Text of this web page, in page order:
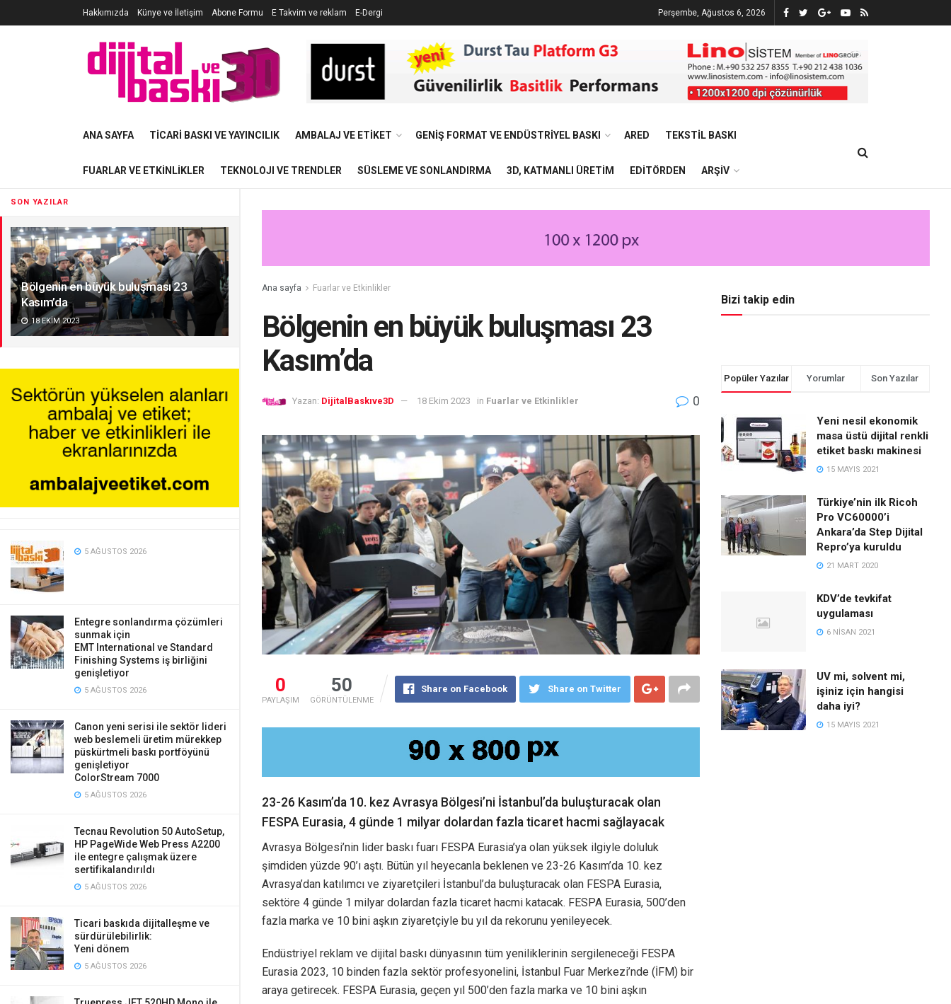
SON YAZILAR
Bölgenin en büyük buluşması 23
Kasım’da
18 EKIM 2023
5 AĞUSTOS 2026
Entegre sonlandırma çözümleri
sunmak için
EMT International ve Standard
Finishing Systems iş birliğini
genişletiyor
5 AĞUSTOS 2026
Canon yeni serisi ile sektör lideri
web beslemeli üretim mürekkep
püskürtmeli baskı portföyünü
genişletiyor
ColorStream 7000
5 AĞUSTOS 2026
Tecnau Revolution 50 AutoSetup,
HP PageWide Web Press A2200
ile entegre çalışmak üzere
sertifikalandırıldı
5 AĞUSTOS 2026
Ticari baskıda dijitalleşme ve
sürdürülebilirlik:
Yeni dönem
5 AĞUSTOS 2026
Hakkımızda Künye ve İletişim Abone Formu E Takvim ve reklam E-Dergi Perşembe, Ağustos 6, 2026
ANA SAYFA TICARI BASKI VE YAYINCILIK AMBALAJ VE ETIKET GENIŞ FORMAT VE ENDÜSTRIYEL BASKI ARED TEKSTIL BASKI
FUARLAR VE ETKINLIKLER TEKNOLOJI VE TRENDLER SÜSLEME VE SONLANDIRMA 3D, KATMANLI ÜRETIM EDITÖRDEN ARŞIV
Ana sayfa Fuarlar ve Etkinlikler
Bölgenin en büyük buluşması 23
Kasım’da
Yazan: DijitalBaskıve3D 18 Ekim 2023 in Fuarlar ve Etkinlikler 0
0
PAYLAŞIM
50
GÖRÜNTÜLENME
Share on Facebook Share on Twitter
23-26 Kasım’da 10. kez Avrasya Bölgesi’ni İstanbul’da buluşturacak olan
FESPA Eurasia, 4 günde 1 milyar dolardan fazla ticaret hacmi sağlayacak
Avrasya Bölgesi’nin lider baskı fuarı FESPA Eurasia’ya olan yüksek ilgiyle doluluk
şimdiden yüzde 90’ı aştı. Bütün yıl heyecanla beklenen ve 23-26 Kasım’da 10. kez
Avrasya’dan katılımcı ve ziyaretçileri İstanbul’da buluşturacak olan FESPA Eurasia,
sektöre 4 günde 1 milyar dolardan fazla ticaret hacmi katacak. FESPA Eurasia, 500’den
fazla marka ve 10 bini aşkın ziyaretçiyle bu yıl da rekorunu yenileyecek.
Endüstriyel reklam ve dijital baskı dünyasının tüm yeniliklerinin sergileneceği FESPA
Eurasia 2023, 10 binden fazla sektör profesyonelini, İstanbul Fuar Merkezi’nde (İFM) bir
araya getirecek. FESPA Eurasia, geçen yıl 500’den fazla marka ve 10 bini aşkın
Bizi takip edin
Popüler Yazılar Yorumlar Son Yazılar
Yeni nesil ekonomik
masa üstü dijital renkli
etiket baskı makinesi
15 MAYIS 2021
Türkiye’nin ilk Ricoh
Pro VC60000’i
Ankara’da Step Dijital
Repro’ya kuruldu
21 MART 2020
KDV’de tevkifat
uygulaması
6 NISAN 2021
UV mi, solvent mi,
işiniz için hangisi
daha iyi?
15 MAYIS 2021